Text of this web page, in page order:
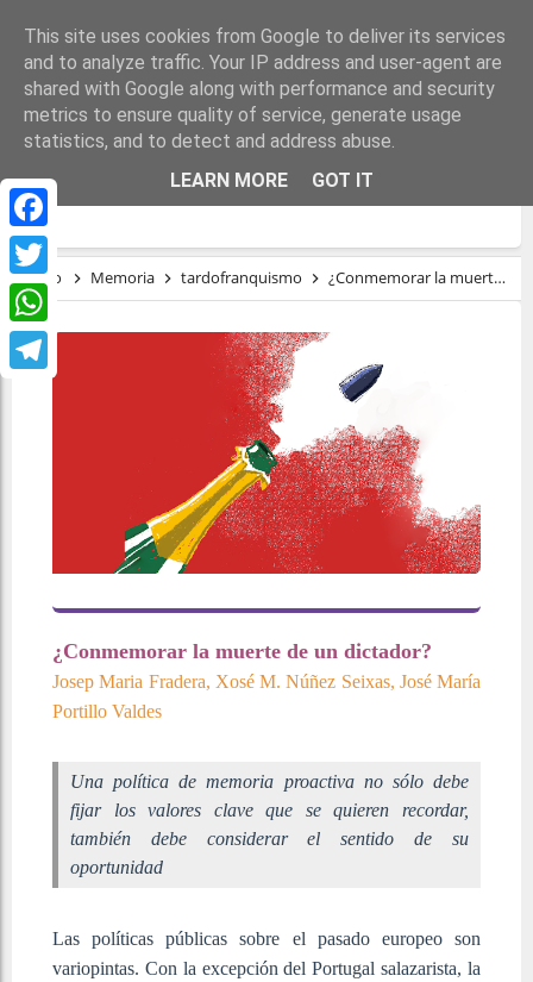
Facebook
Twitter
WhatsApp
¿CONMEMORAR LA MUERTE DE UN
DICTADOR?
Inicio Memoria tardofranquismo ¿Conmemorar la muerte de un dictador?
¿Conmemorar la muerte de un dictador?
Josep Maria Fradera, Xosé M. Núñez Seixas, José María
Portillo Valdes
Una política de memoria proactiva no sólo debe
fijar los valores clave que se quieren recordar,
también debe considerar el sentido de su
oportunidad
Las políticas públicas sobre el pasado europeo son
variopintas. Con la excepción del Portugal salazarista, la
This site uses cookies from Google to deliver its services
and to analyze traffic. Your IP address and user-agent are
shared with Google along with performance and security
metrics to ensure quality of service, generate usage
statistics, and to detect and address abuse.
LEARN MORE
GOT IT